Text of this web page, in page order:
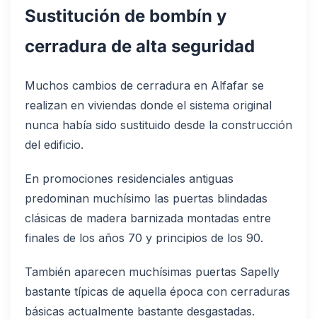
Sustitución de bombín y
cerradura de alta seguridad
Muchos cambios de cerradura en Alfafar se
realizan en viviendas donde el sistema original
nunca había sido sustituido desde la construcción
del edificio.
En promociones residenciales antiguas
predominan muchísimo las puertas blindadas
clásicas de madera barnizada montadas entre
finales de los años 70 y principios de los 90.
También aparecen muchísimas puertas Sapelly
bastante típicas de aquella época con cerraduras
básicas actualmente bastante desgastadas.